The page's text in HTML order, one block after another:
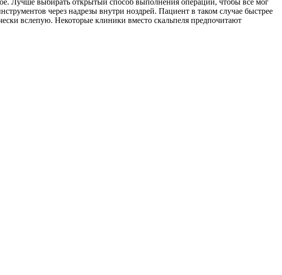
Лучше выбирать открытый способ выполнения операции, чтобы все мог
через надрезы внутри ноздрей. Пациент в таком случае быстрее
вслепую. Некоторые клиники вместо скальпеля предпочитают